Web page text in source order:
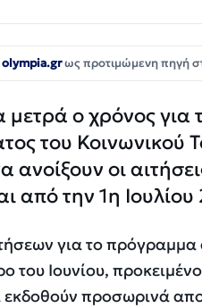
olympia.grως προτιμώμενη πηγή
μετρά ο χρόνος για
του Κοινωνικού
ανοίξουν οι
από την 1η
για το πρόγραμμα
του Ιουνίου,
εκδοθούν προσωρινά